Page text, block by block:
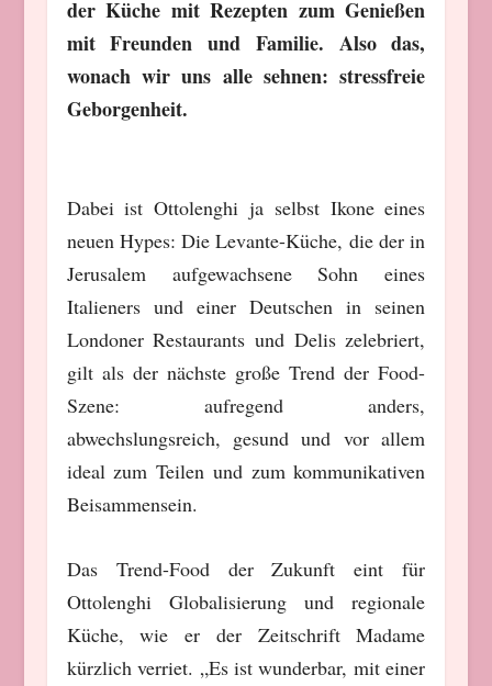
der Küche mit Rezepten zum Genießen
mit Freunden und Familie. Also das,
wonach wir uns alle sehnen: stressfreie
Geborgenheit.
Dabei ist Ottolenghi ja selbst Ikone eines
neuen Hypes: Die Levante-Küche, die der in
Jerusalem aufgewachsene Sohn eines
Italieners und einer Deutschen in seinen
Londoner Restaurants und Delis zelebriert,
gilt als der nächste große Trend der Food-
Szene: aufregend anders,
abwechslungsreich, gesund und vor allem
ideal zum Teilen und zum kommunikativen
Beisammensein.
Das Trend-Food der Zukunft eint für
Ottolenghi Globalisierung und regionale
Küche, wie er der Zeitschrift Madame
kürzlich verriet. „Es ist wunderbar, mit einer